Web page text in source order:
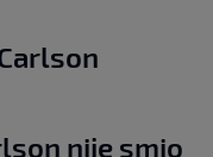
nije smio